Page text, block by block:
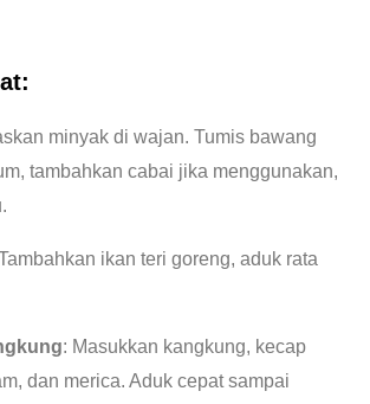
minyak di wajan. Tumis bawang
tambahkan cabai jika menggunakan,
ikan teri goreng, aduk rata
: Masukkan kangkung, kecap
dan merica. Aduk cepat sampai